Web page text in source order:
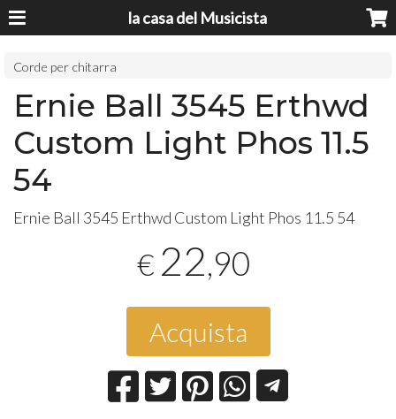
la casa del Musicista
Corde per chitarra
Ernie Ball 3545 Erthwd
Custom Light Phos 11.5
54
Ernie Ball 3545 Erthwd Custom Light Phos 11.5 54
€ 22,90
Acquista